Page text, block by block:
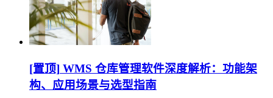
[置顶] WMS 仓库管理软件深度解析：功能架
构、应用场景与选型指南